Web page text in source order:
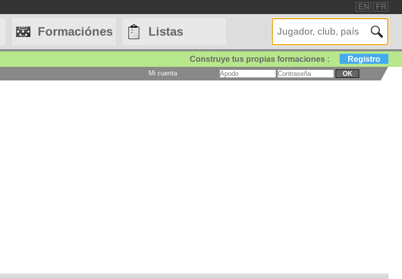
EN FR
Formaciónes Listas
Construye tus propias formaciones : Registro
Mi cuenta OK